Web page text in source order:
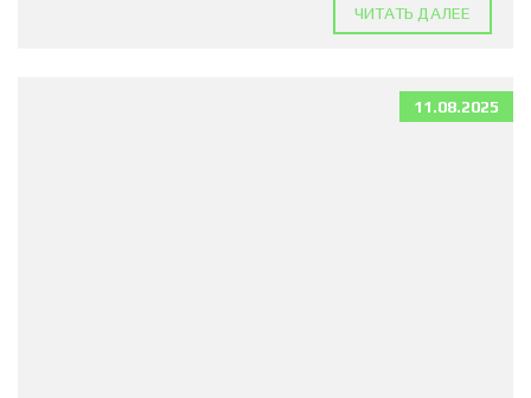
ЧИТАТЬ ДАЛЕЕ
11.08.2025